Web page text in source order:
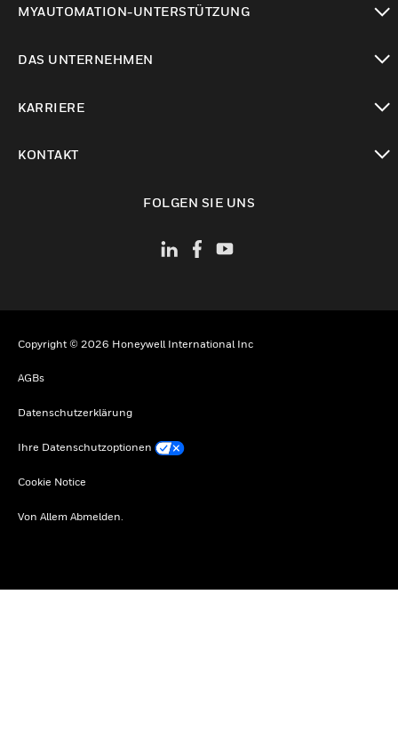
MYAUTOMATION-UNTERSTÜTZUNG
DAS UNTERNEHMEN
KARRIERE
KONTAKT
FOLGEN SIE UNS
Copyright © 2026 Honeywell International Inc
AGBs
Datenschutzerklärung
Ihre Datenschutzoptionen
Cookie Notice
Von Allem Abmelden.